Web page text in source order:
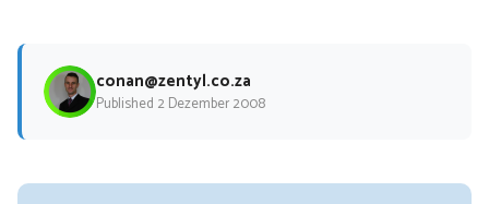
conan@zentyl.co.za
Published 2 Dezember 2008